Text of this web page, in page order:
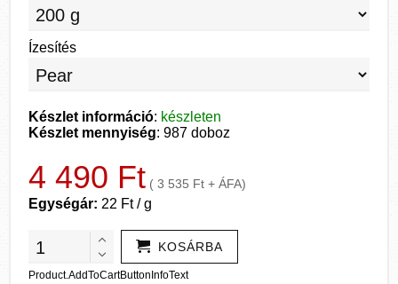
Ízesítés
Készlet információ: készleten
Készlet mennyiség: 987 doboz
4 490 Ft ( 3 535 Ft + ÁFA)
Egységár: 22 Ft / g
KOSÁRBA
Product.AddToCartButtonInfoText